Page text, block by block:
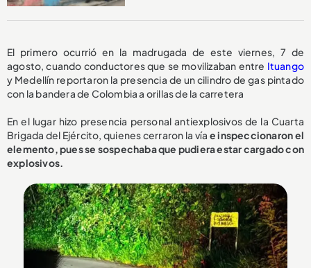
El primero ocurrió en la madrugada de este viernes, 7 de
agosto, cuando conductores que se movilizaban entre Ituango
y Medellín reportaron la presencia de un cilindro de gas pintado
con la bandera de Colombia a orillas de la carretera
En el lugar hizo presencia personal antiexplosivos de la Cuarta
Brigada del Ejército, quienes cerraron la vía e inspeccionaron el
elemento, pues se sospechaba que pudiera estar cargado con
explosivos.